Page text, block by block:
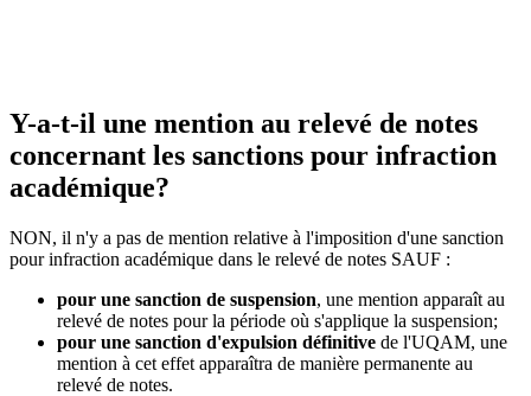
Y-a-t-il une mention au relevé de notes
concernant les sanctions pour infraction
académique?
NON, il n'y a pas de mention relative à l'imposition d'une sanction
pour infraction académique dans le relevé de notes SAUF :
pour une sanction de suspension, une mention apparaît au
relevé de notes pour la période où s'applique la suspension;
pour une sanction d'expulsion définitive de l'UQAM, une
mention à cet effet apparaîtra de manière permanente au
relevé de notes.